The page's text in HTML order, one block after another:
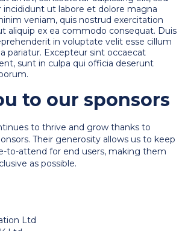
ut labore et dolore magna
veniam, quis nostrud exercitation
aliquip ex ea commodo consequat. Duis
in voluptate velit esse cillum
pariatur. Excepteur sint occaecat
sunt in culpa qui officia deserunt
to our sponsors
to thrive and grow thanks to
Their generosity allows us to keep
to-attend for end users, making them
as possible.